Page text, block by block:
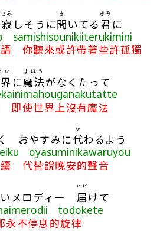
寂
さみ
しそうに聞
き
いてる君
きみ
に
samishisounikiiterukimini
你聽來或許帶著些許孤獨
い
に魔法
まほう
がなくたって
即使世界上沒有魔法
おやすみに代
か
わるよう
oyasuminikawaruyou
代替說晚安的聲音
メロディー 届
とど
けて
todokete
永不停息的旋律